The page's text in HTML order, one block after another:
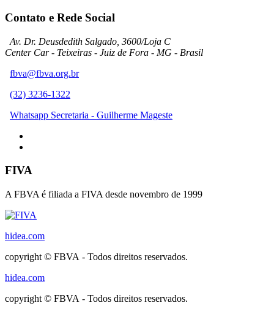
Contato e Rede Social
Av. Dr. Deusdedith Salgado, 3600/Loja C
Center Car - Teixeiras - Juiz de Fora - MG - Brasil
fbva@fbva.org.br
(32) 3236-1322
Whatsapp Secretaria - Guilherme Mageste
FIVA
A FBVA é filiada a FIVA desde novembro de 1999
hidea.com
copyright © FBVA - Todos direitos reservados.
hidea.com
copyright © FBVA - Todos direitos reservados.